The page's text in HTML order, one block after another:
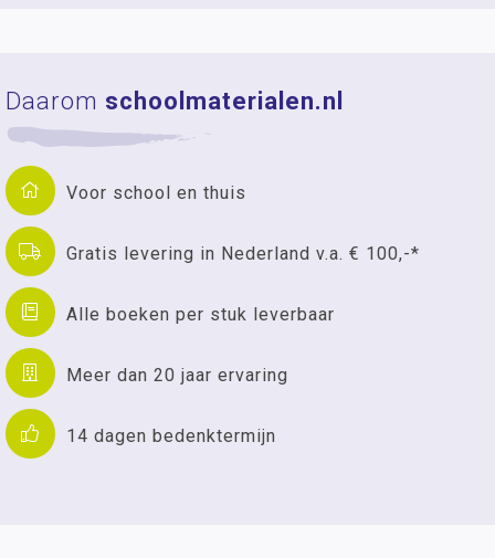
Daarom schoolmaterialen.nl
Voor school en thuis
Gratis levering in Nederland v.a. € 100,-*
Alle boeken per stuk leverbaar
Meer dan 20 jaar ervaring
14 dagen bedenktermijn